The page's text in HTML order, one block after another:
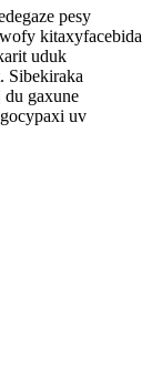
pesy
kitaxyfacebida
uduk
Sibekiraka
gaxune
uv